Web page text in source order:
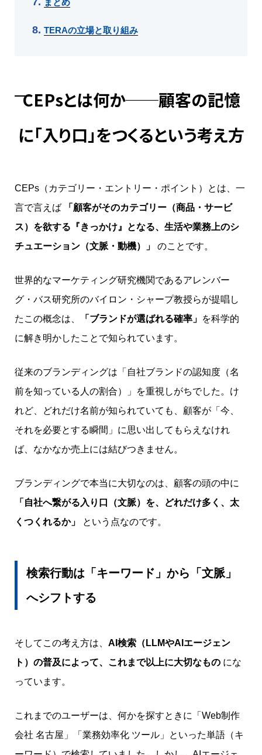
まとめ
TERAの立場と取り組み
CEPsとは何か──顧客の記憶
に「入り口」をつくるという考え方
CEPs（カテゴリー・エントリー・ポイント）とは、一
言で言えば
「顧客がそのカテゴリー（商品・サービ
ス）を欲する『きっかけ』となる、生活や業務上のシ
チュエーション（文脈・動機）」
のことです。
世界的なマーケティング研究機関であるアレンバー
グ・バス研究所のバイロン・シャープ教授らが提唱し
たこの概念は、
「ブランドが選ばれる確率」 を科学的
に解き明かしたことで知られています。
従来のブランディングは「自社ブランドの認知度（名
前を知っている人の割合）」を重視しがちでした。け
れど、どれだけ名前が知られていても、顧客が「今、
それを必要とする瞬間」に思い出してもらえなけれ
ば、なかなか売上には結びつきません。
ブランディングで本当に大切なのは、顧客の頭の中に
「自社へ繋がる入り口（文脈）を、どれだけ多く、太
くつくれるか」
という点なのです。
検索行動は「キーワード」から「文脈」
へシフトする
そしてこの考え方は、 AI検索（LLMやAIエージェン
ト）の普及によって、これまで以上に大切なもの にな
っています。
これまでのユーザーは、何かを探すときに「Web制作
会社 名古屋」「業務効率化 ツール」といった単語（キ